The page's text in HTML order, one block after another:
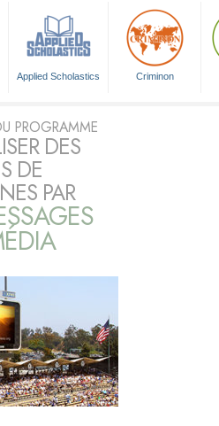
Applied Scholastics Criminon
PROGRAMME
DES
DE
PAR